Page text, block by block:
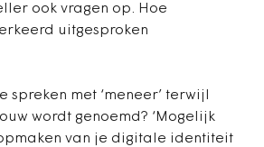
ook vragen op. Hoe
uitgesproken
met ‘meneer’ terwijl
wordt genoemd? ‘Mogelijk
van je digitale identiteit